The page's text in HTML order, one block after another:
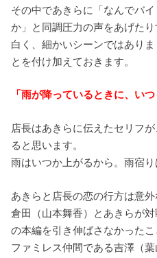
その中であきらに「なんでバ
か」と同調圧力の声をあげた
白く、細かいシーンではあり
とを付け加えておきます。
「雨が降っているときに、いつ
店長はあきらに伝えたセリフ
ると思います。
雨はいつか上がるから。雨宿り
あきらと店長の恋の行方は意外
倉田（山本舞香）とあきらが
の本編を引き伸ばさなかったこ
ファミレス仲間である吉澤（